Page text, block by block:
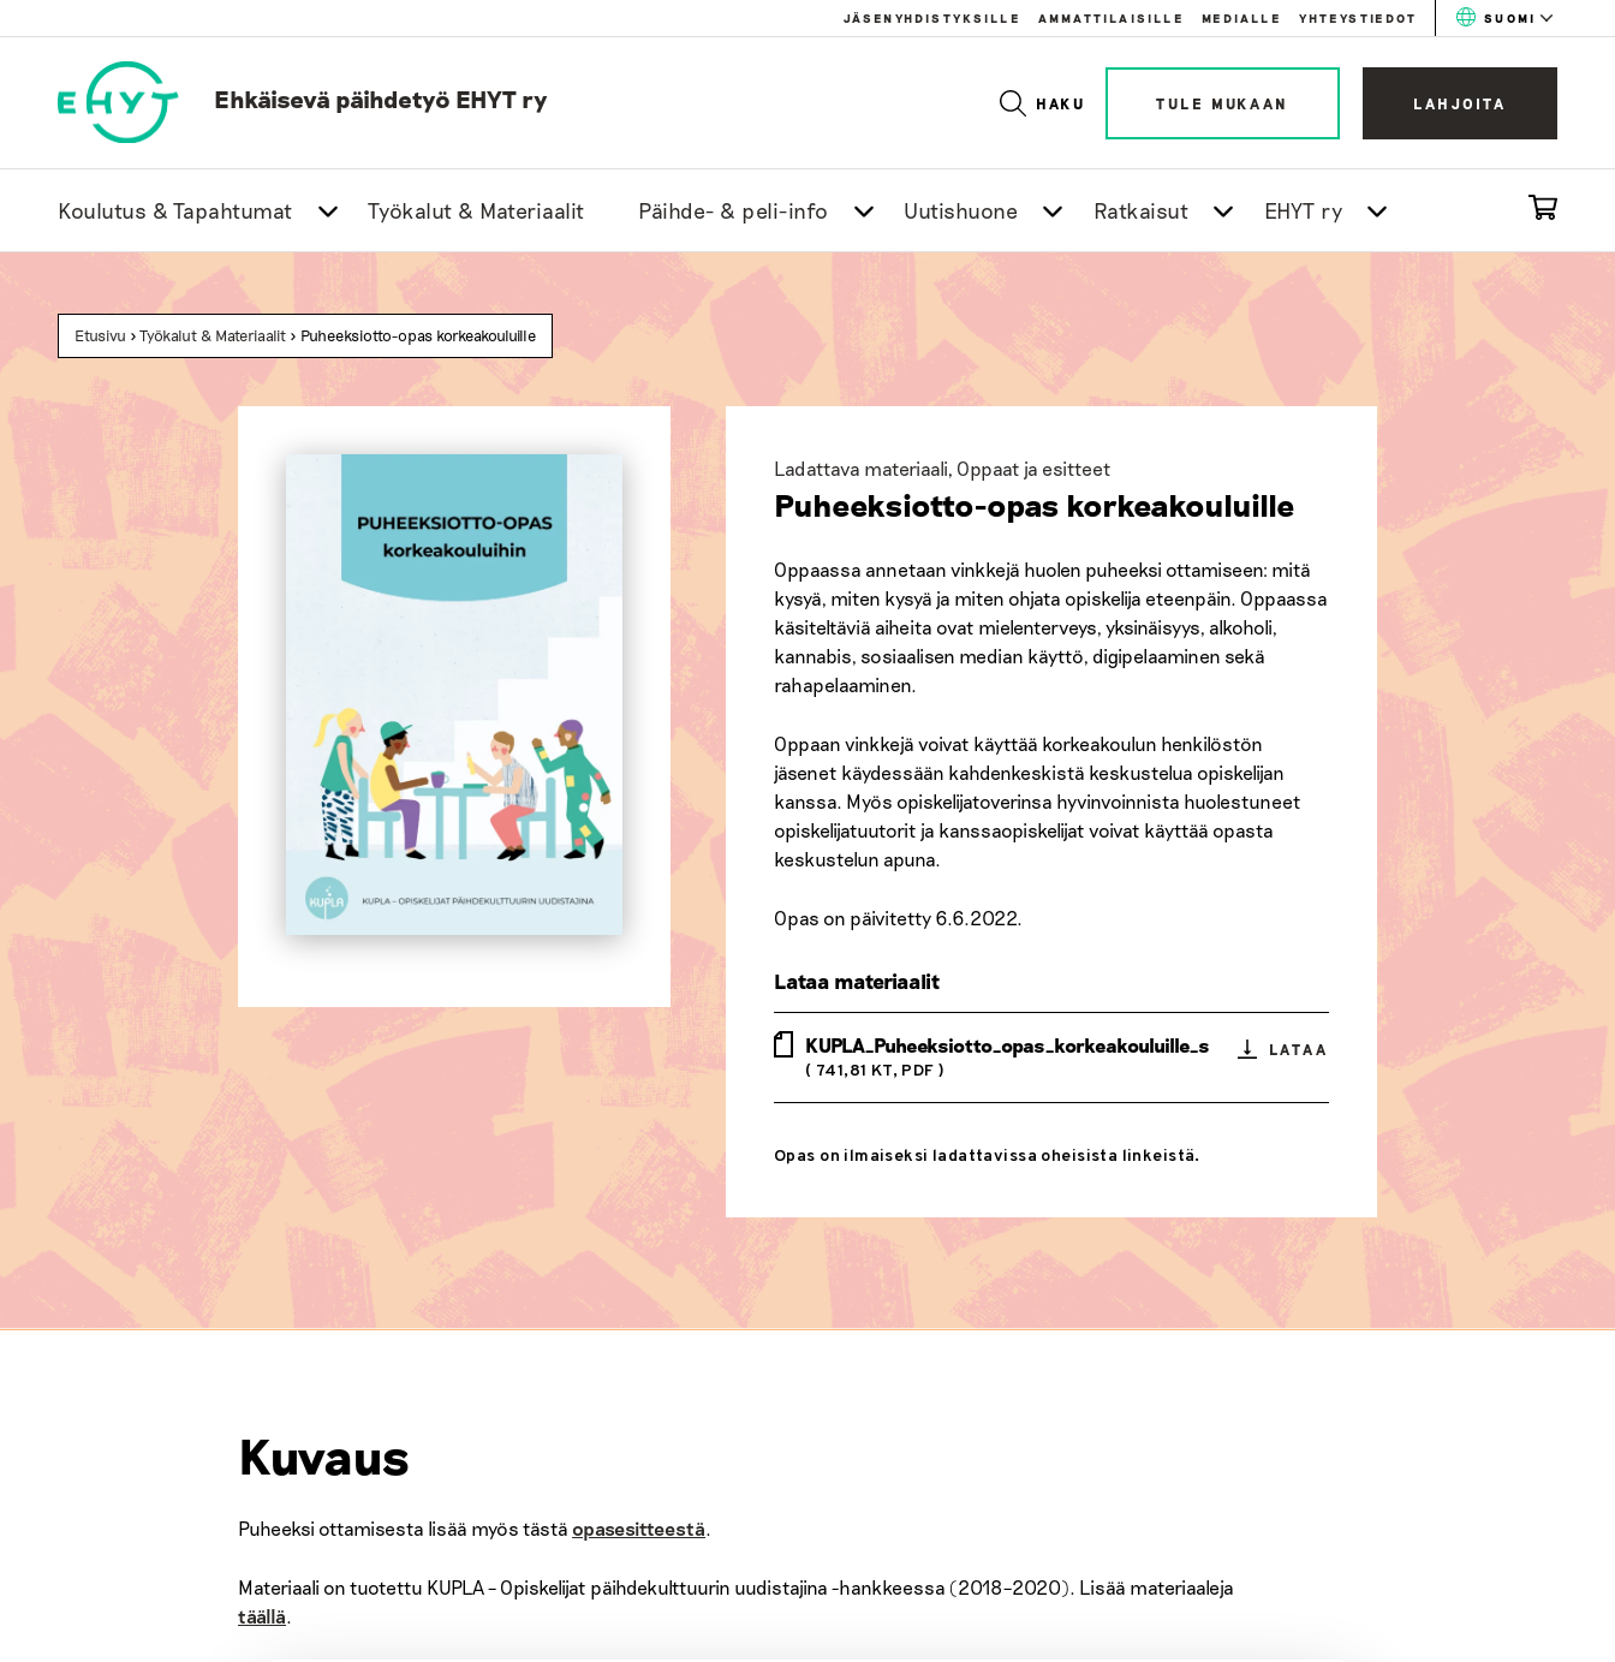
to
JÄSENYHDISTYKSILLE AMMATTILAISILLE MEDIALLE YHTEYSTIEDOT SUOMI
Ehkäisevä päihdetyö EHYT ry HAKU TULE MUKAAN LAHJOITA
Koulutus & Tapahtumat Työkalut & Materiaalit Päihde- & peli-info Uutishuone Ratkaisut EHYT ry
Etusivu >Työkalut & Materiaalit > Puheeksiotto-opas korkeakouluille
Ladattava materiaali, Oppaat ja esitteet
Puheeksiotto-opas korkeakouluille
Oppaassa annetaan vinkkejä huolen puheeksi ottamiseen: mitä
kysyä, miten kysyä ja miten ohjata opiskelija eteenpäin. Oppaassa
käsiteltäviä aiheita ovat mielenterveys, yksinäisyys, alkoholi,
kannabis, sosiaalisen median käyttö, digipelaaminen sekä
rahapelaaminen.
Oppaan vinkkejä voivat käyttää korkeakoulun henkilöstön
jäsenet käydessään kahdenkeskistä keskustelua opiskelijan
kanssa. Myös opiskelijatoverinsa hyvinvoinnista huolestuneet
opiskelijatuutorit ja kanssaopiskelijat voivat käyttää opasta
keskustelun apuna.
Opas on päivitetty 6.6.2022.
Lataa materiaalit
KUPLA_Puheeksiotto_opas_korkeakouluille_s
( 741,81 KT, PDF )
LATAA
Opas on ilmaiseksi ladattavissa oheisista linkeistä.
Kuvaus
Puheeksi ottamisesta lisää myös tästä opasesitteestä.
Materiaali on tuotettu KUPLA – Opiskelijat päihdekulttuurin uudistajina -hankkeessa (2018–2020). Lisää materiaaleja
täällä.